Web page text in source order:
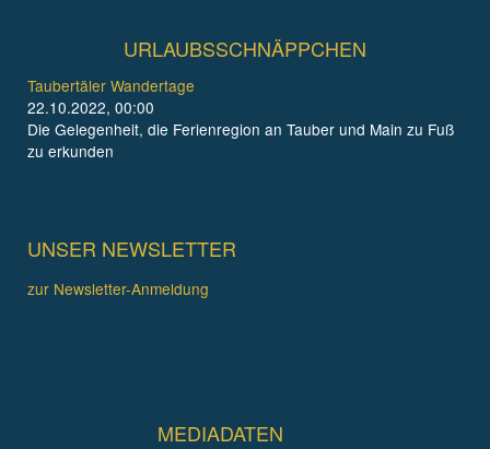
URLAUBSSCHNÄPPCHEN
Taubertäler Wandertage
22.10.2022, 00:00
Die Gelegenheit, die Ferienregion an Tauber und Main zu Fuß
zu erkunden
UNSER NEWSLETTER
zur Newsletter-Anmeldung
MEDIADATEN